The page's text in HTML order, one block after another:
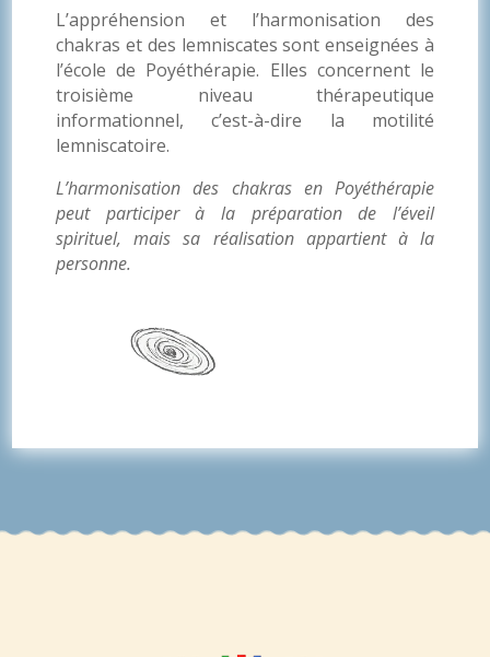
L’appréhension et l’harmonisation des
chakras et des lemniscates sont enseignées à
l’école de Poyéthérapie. Elles concernent le
troisième niveau thérapeutique
informationnel, c’est-à-dire la motilité
lemniscatoire.
L’harmonisation des chakras en Poyéthérapie
peut participer à la préparation de l’éveil
spirituel, mais sa réalisation appartient à la
personne.